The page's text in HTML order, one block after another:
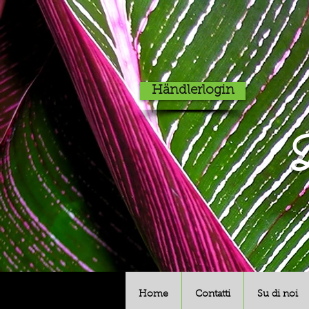
Händlerlogin
Home Contatti Su di noi